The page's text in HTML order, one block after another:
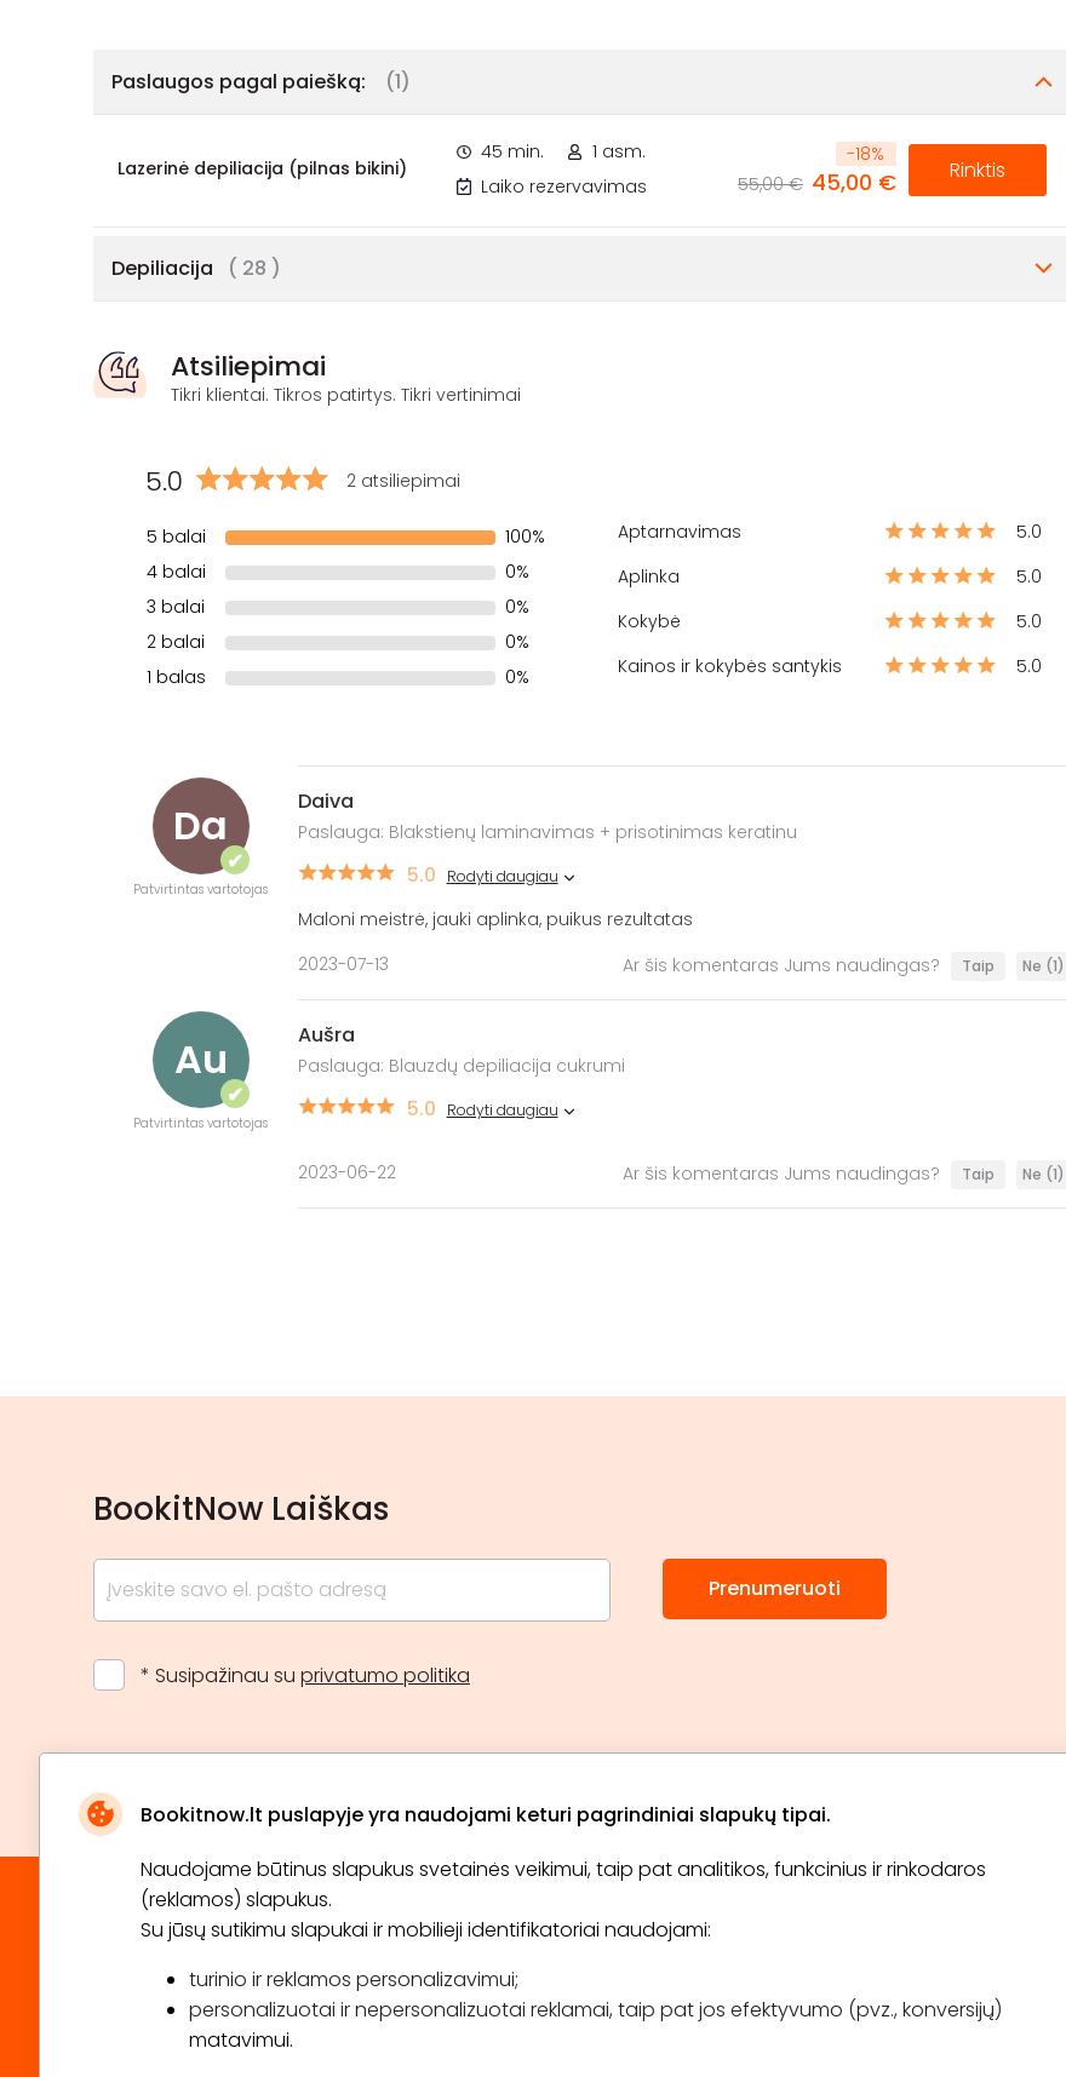
Bookitnow.lt puslapyje yra naudojami keturi pagrindiniai slapukų tipai.
Naudojame būtinus slapukus svetainės veikimui, taip pat analitikos, funkcinius ir rinkodaros
(reklamos) slapukus.
Su jūsų sutikimu slapukai ir mobilieji identifikatoriai naudojami:
turinio ir reklamos personalizavimui;
personalizuotai ir nepersonalizuotai reklamai, taip pat jos efektyvumo (pvz., konversijų)
matavimui.
Paslaugos pagal paiešką: (1)
Lazerinė depiliacija (pilnas bikini)
45 min.
1 asm.
Laiko rezervavimas
-18%
55,00 € 45,00 € Rinktis
Depiliacija ( 28 )
Atsiliepimai
Tikri klientai. Tikros patirtys. Tikri vertinimai
5.0 2 atsiliepimai
5 balai
100%
4 balai
0%
3 balai
0%
2 balai
0%
1 balas
0%
Aptarnavimas
5.0
Aplinka
5.0
Kokybė
5.0
Kainos ir kokybės santykis
5.0
Da
✔
Patvirtintas vartotojas
Daiva
Paslauga: Blakstienų laminavimas + prisotinimas keratinu
5.0 Rodyti daugiau
Maloni meistrė, jauki aplinka, puikus rezultatas
2023-07-13
Ar šis komentaras Jums naudingas? Taip Ne (1)
Au
✔
Patvirtintas vartotojas
Aušra
Paslauga: Blauzdų depiliacija cukrumi
5.0 Rodyti daugiau
2023-06-22 Ar šis komentaras Jums naudingas? Taip Ne (1)
BookitNow Laiškas
* Susipažinau su privatumo politika
Prenumeruoti
TINKLARAŠTIS
Pirkimo taisyklės
Kontaktai